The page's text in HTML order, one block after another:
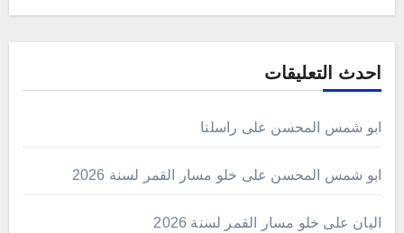
احدث التعليقات
ابو شمس المحسن على راسلنا
ابو شمس المحسن على خلو مسار القمر لسنة 2026
اليان على خلو مسار القمر لسنة 2026